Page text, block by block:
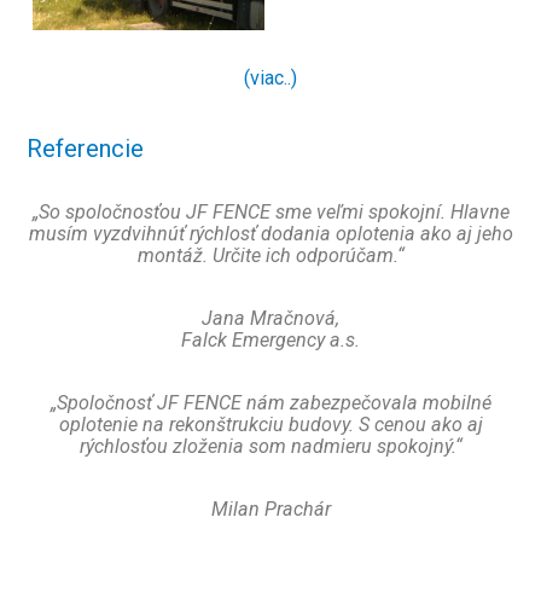
(viac..)
Referencie
„So spoločnosťou JF FENCE sme veľmi spokojní. Hlavne
musím vyzdvihnúť rýchlosť dodania oplotenia ako aj jeho
montáž. Určite ich odporúčam.“
Jana Mračnová,
Falck Emergency a.s.
„Spoločnosť JF FENCE nám zabezpečovala mobilné
oplotenie na rekonštrukciu budovy. S cenou ako aj
rýchlosťou zloženia som nadmieru spokojný.“
Milan Prachár